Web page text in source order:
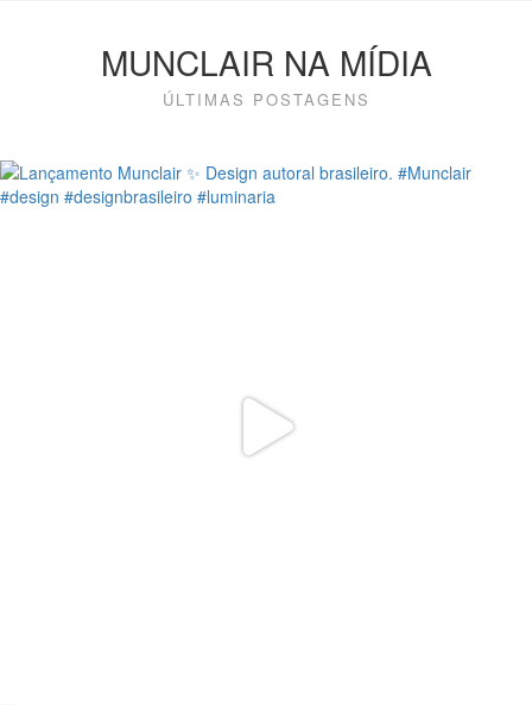
MUNCLAIR NA MÍDIA
ÚLTIMAS POSTAGENS